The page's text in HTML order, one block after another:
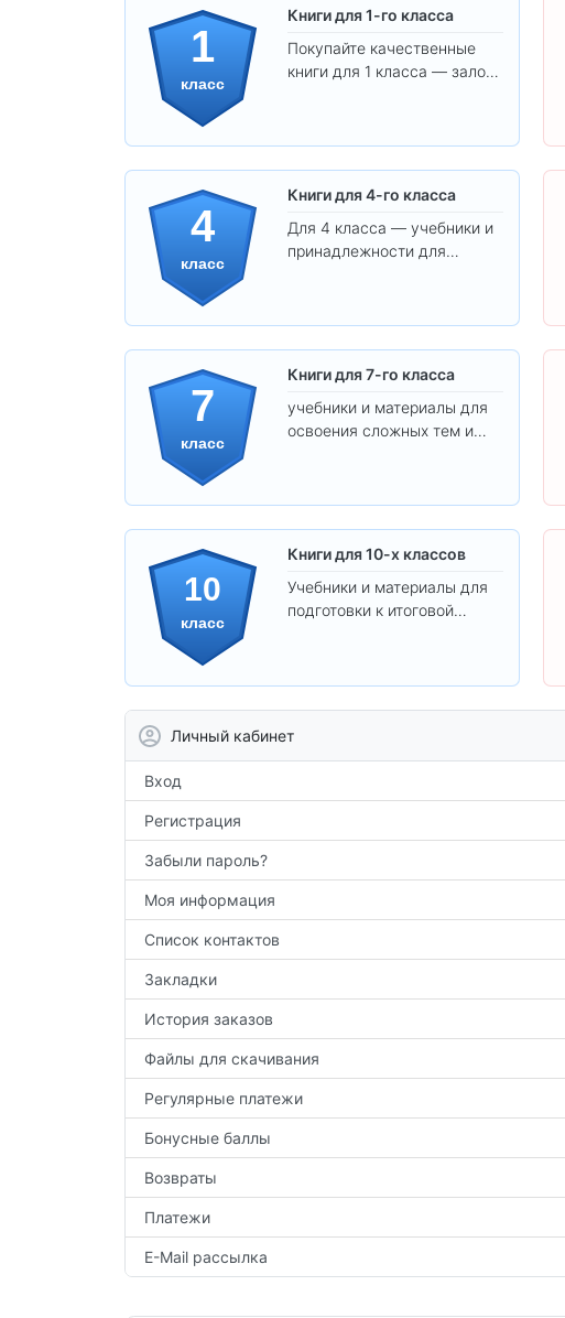
1
класс
Книги для 1-го класса
Покупайте качественные
книги для 1 класса — залог
4
класс
Книги для 4-го класса
Для 4 класса — учебники и
принадлежности для
7
класс
Книги для 7-го класса
учебники и материалы для
освоения сложных тем и
10
класс
Книги для 10-х классов
Учебники и материалы для
подготовки к итоговой
Личный кабинет
Вход
Регистрация
Забыли пароль?
Моя информация
Список контактов
Закладки
История заказов
Файлы для скачивания
Регулярные платежи
Бонусные баллы
Возвраты
Платежи
E-Mail рассылка